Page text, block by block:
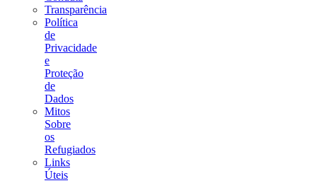
Transparência
Política
de
Privacidade
e
Proteção
de
Dados
Mitos
Sobre
os
Refugiados
Links
Úteis